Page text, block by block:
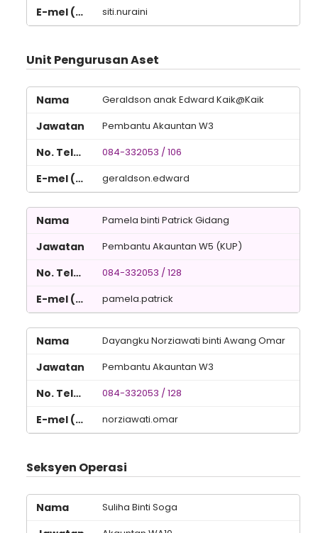
siti.nuraini
Unit Pengurusan Aset
Geraldson anak Edward Kaik@Kaik
Pembantu Akauntan W3
084-332053 / 106
geraldson.edward
Pamela binti Patrick Gidang
Pembantu Akauntan W5 (KUP)
084-332053 / 128
pamela.patrick
Dayangku Norziawati binti Awang Omar
Pembantu Akauntan W3
084-332053 / 128
norziawati.omar
Seksyen Operasi
Suliha Binti Soga